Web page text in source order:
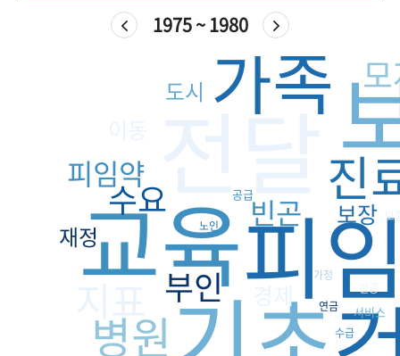
1975 ~ 1980
전달
피
교육
가족
진
병원
수요
부인
빈곤
피임약
보장
경제
재정
도시
서비스
공급
보
가정
연금
노인
수급
인공